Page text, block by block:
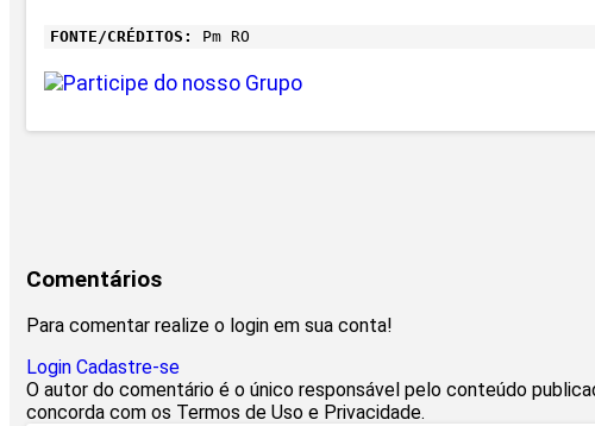
FONTE/CRÉDITOS: Pm RO
Comentários
Para comentar realize o login em sua conta!
Login Cadastre-se
O autor do comentário é o único responsável pelo conteúdo
concorda com os Termos de Uso e Privacidade.